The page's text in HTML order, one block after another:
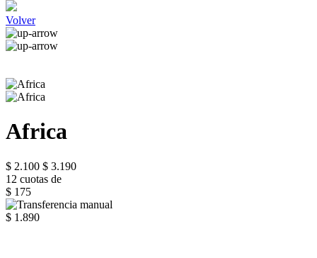
Volver
Africa
$ 2.100 $ 3.190
12 cuotas de
$ 175
$ 1.890